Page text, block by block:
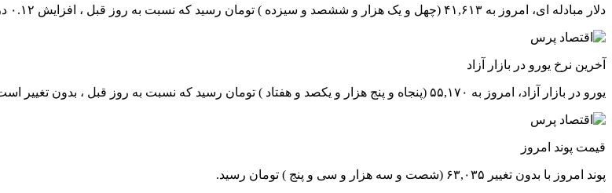
دلار مبادله ای، امروز به ۴۱,۶۱۳ (چهل و یک هزار و ششصد و سیزده ) تومان رسید که نسبت به روز قبل ، افزایش ۰.۱۲ درصدی داشته است.
آخرین نرخ یورو در بازار آزاد
یورو در بازار آزاد، امروز به ۵۵,۱۷۰ (پنجاه و پنج هزار و یکصد و هفتاد ) تومان رسید که نسبت به روز قبل ، بدون تغییر است.
قیمت پوند امروز
پوند امروز با بدون تغییر ۶۳,۰۳۵ (شصت و سه هزار و سی و پنج ) تومان رسید.